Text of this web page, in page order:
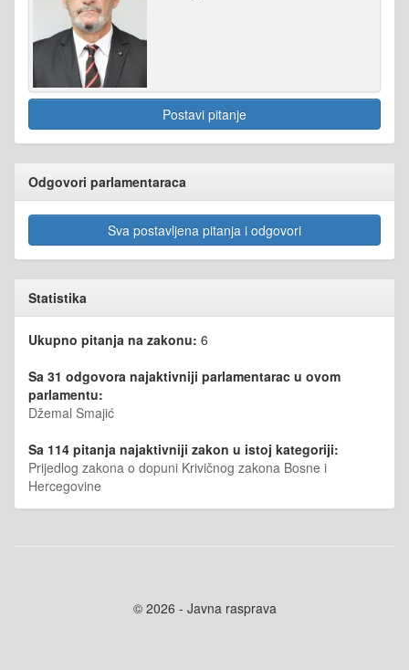
Postavi pitanje
Odgovori parlamentaraca
Sva postavljena pitanja i odgovori
Statistika
Ukupno pitanja na zakonu: 6
Sa 31 odgovora najaktivniji parlamentarac u ovom
parlamentu:
Džemal Smajić
Sa 114 pitanja najaktivniji zakon u istoj kategoriji:
Prijedlog zakona o dopuni Krivičnog zakona Bosne i
Hercegovine
© 2026 - Javna rasprava